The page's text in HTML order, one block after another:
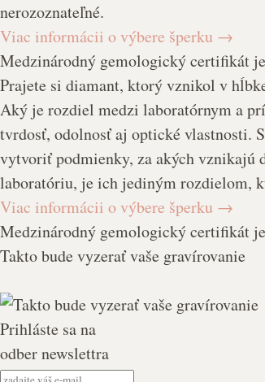
nerozoznateľné.
Viac informácii o výbere šperku →
Medzinárodný gemologický certifikát
Prajete si diamant, ktorý vznikol v
Aký je rozdiel medzi laboratórnym a
tvrdosť, odolnosť aj optické vlastnosti.
vytvoriť podmienky, za akých vznikajú
laboratóriu, je ich jediným rozdielom,
Viac informácii o výbere šperku →
Medzinárodný gemologický certifikát
Takto bude vyzerať vaše gravírovanie
Prihláste sa na
odber newslettra